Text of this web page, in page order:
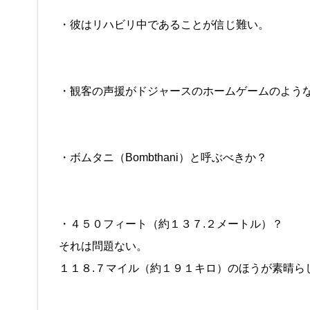
・彼はリハビリ中であることが信じ難い。
・観客の声援がドジャースのホームゲームのよう
・ボムタニ（Bombthani）と呼ぶべきか？
・４５０フィート（約１３７.２メートル）？
それは問題ない。
１１８.７マイル（約１９１キロ）のほうが素晴ら